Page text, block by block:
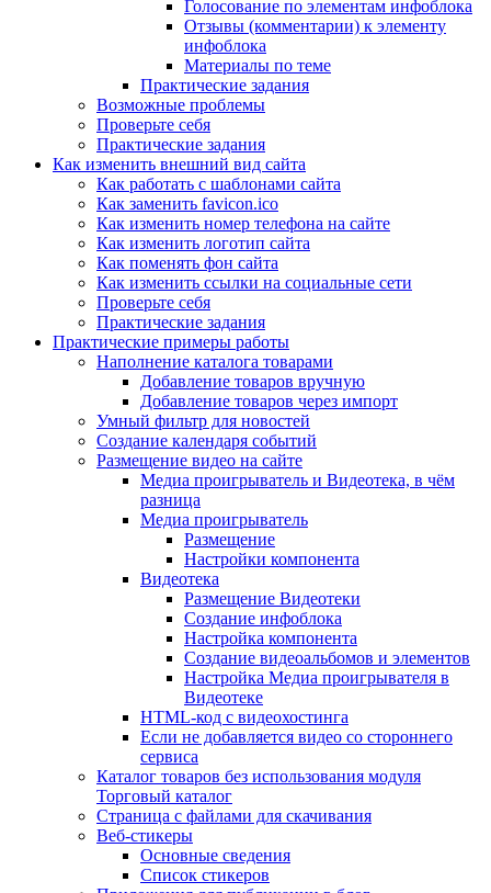
Голосование по элементам инфоблока
Отзывы (комментарии) к элементу
инфоблока
Материалы по теме
Практические задания
Возможные проблемы
Проверьте себя
Практические задания
Как изменить внешний вид сайта
Как работать с шаблонами сайта
Как заменить favicon.ico
Как изменить номер телефона на сайте
Как изменить логотип сайта
Как поменять фон сайта
Как изменить ссылки на социальные сети
Проверьте себя
Практические задания
Практические примеры работы
Наполнение каталога товарами
Добавление товаров вручную
Добавление товаров через импорт
Умный фильтр для новостей
Создание календаря событий
Размещение видео на сайте
Медиа проигрыватель и Видеотека, в чём
разница
Медиа проигрыватель
Размещение
Настройки компонента
Видеотека
Размещение Видеотеки
Создание инфоблока
Настройка компонента
Создание видеоальбомов и элементов
Настройка Медиа проигрывателя в
Видеотеке
HTML-код с видеохостинга
Если не добавляется видео со стороннего
сервиса
Каталог товаров без использования модуля
Торговый каталог
Страница с файлами для скачивания
Веб-стикеры
Основные сведения
Список стикеров